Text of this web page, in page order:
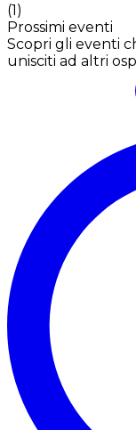
(1)
Prossimi eventi
Scopri gli eventi
unisciti ad altri